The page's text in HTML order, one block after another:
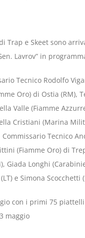
Trap e Skeet sono
Lavrov” in
Tecnico Rodolfo
Oro) di Ostia (RM),
Valle (Fiamme
Cristiani (Marina
Tecnico
(Fiamme Oro) di
Giada Longhi
e Simona Scocchetti
con i primi 75
maggio